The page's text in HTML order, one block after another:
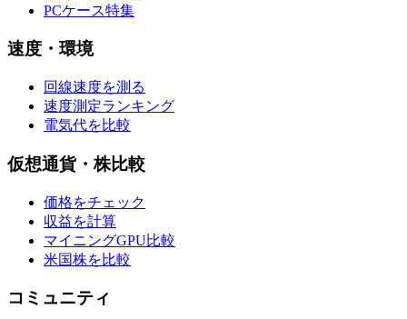
PCケース特集
速度・環境
回線速度を測る
速度測定ランキング
電気代を比較
仮想通貨・株比較
価格をチェック
収益を計算
マイニングGPU比較
米国株を比較
コミュニティ